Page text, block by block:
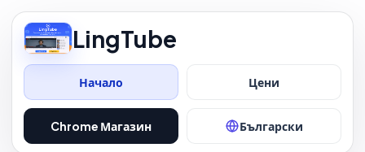
LingTube
Начало Цени
Chrome Магазин Български